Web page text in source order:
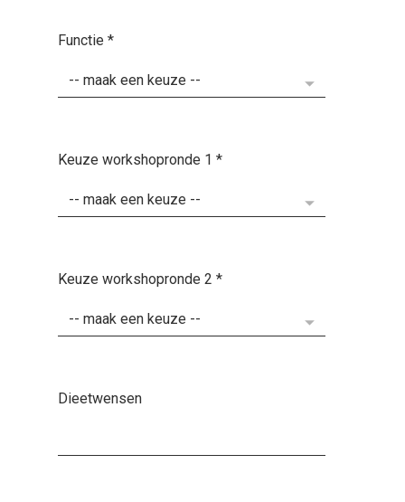
Functie *
Keuze workshopronde 1 *
Keuze workshopronde 2 *
Dieetwensen